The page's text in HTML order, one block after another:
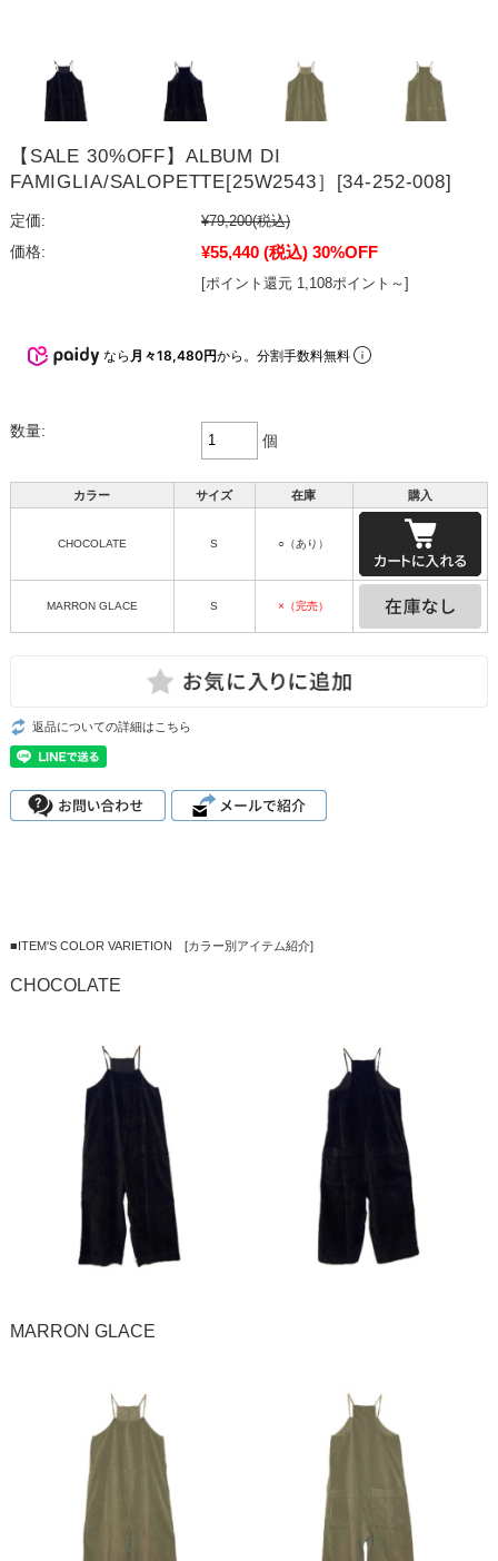
【SALE 30%OFF】ALBUM DI
FAMIGLIA/SALOPETTE[25W2543］[34-252-008]
定価: ¥79,200(税込)
価格:
¥55,440 (税込) 30%OFF
[ポイント還元 1,108ポイント～]
なら 月々18,480円から。分割手数料無料
数量:
個
カラー サイズ 在庫 購入
CHOCOLATE S ○（あり）
MARRON GLACE S ×（完売）
返品についての詳細はこちら
■ITEM'S COLOR VARIETION [カラー別アイテム紹介]
CHOCOLATE
MARRON GLACE